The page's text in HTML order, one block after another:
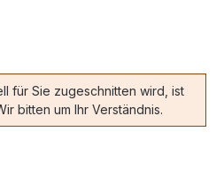
für Sie zugeschnitten wird, ist
bitten um Ihr Verständnis.